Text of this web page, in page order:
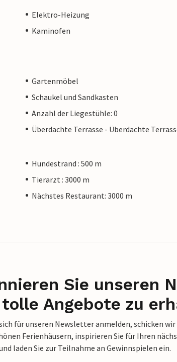
Elektro-Heizung
Kaminofen
Gartenmöbel
Schaukel und Sandkasten
Anzahl der Liegestühle: 0
Überdachte Terrasse - Überdachte
Hundestrand : 500 m
Tierarzt : 3000 m
Nächstes Restaurant: 3000 m
Sie unseren
Angebote zu
für unseren Newsletter anmelden, schicken
Ferienhäusern, inspirieren Sie für Ihren
laden Sie zur Teilnahme an Gewinnspielen ein.